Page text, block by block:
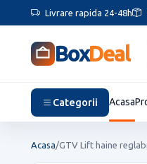
Livrare rapida 24-48h
BoxDeal
Categorii Acasa
Acasa/GTV Lift haine